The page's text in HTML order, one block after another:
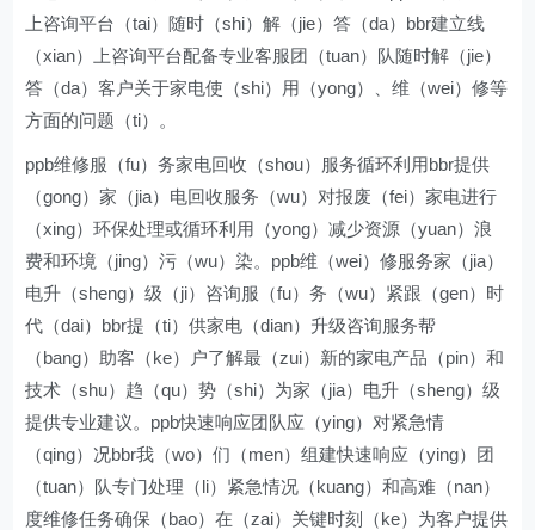
上咨询平台（tai）随时（shi）解（jie）答（da）bbr建立线
（xian）上咨询平台配备专业客服团（tuan）队随时解（jie）
答（da）客户关于家电使（shi）用（yong）、维（wei）修等
方面的问题（ti）。
ppb维修服（fu）务家电回收（shou）服务循环利用bbr提供
（gong）家（jia）电回收服务（wu）对报废（fei）家电进行
（xing）环保处理或循环利用（yong）减少资源（yuan）浪
费和环境（jing）污（wu）染。ppb维（wei）修服务家（jia）
电升（sheng）级（ji）咨询服（fu）务（wu）紧跟（gen）时
代（dai）bbr提（ti）供家电（dian）升级咨询服务帮
（bang）助客（ke）户了解最（zui）新的家电产品（pin）和
技术（shu）趋（qu）势（shi）为家（jia）电升（sheng）级
提供专业建议。ppb快速响应团队应（ying）对紧急情
（qing）况bbr我（wo）们（men）组建快速响应（ying）团
（tuan）队专门处理（li）紧急情况（kuang）和高难（nan）
度维修任务确保（bao）在（zai）关键时刻（ke）为客户提供